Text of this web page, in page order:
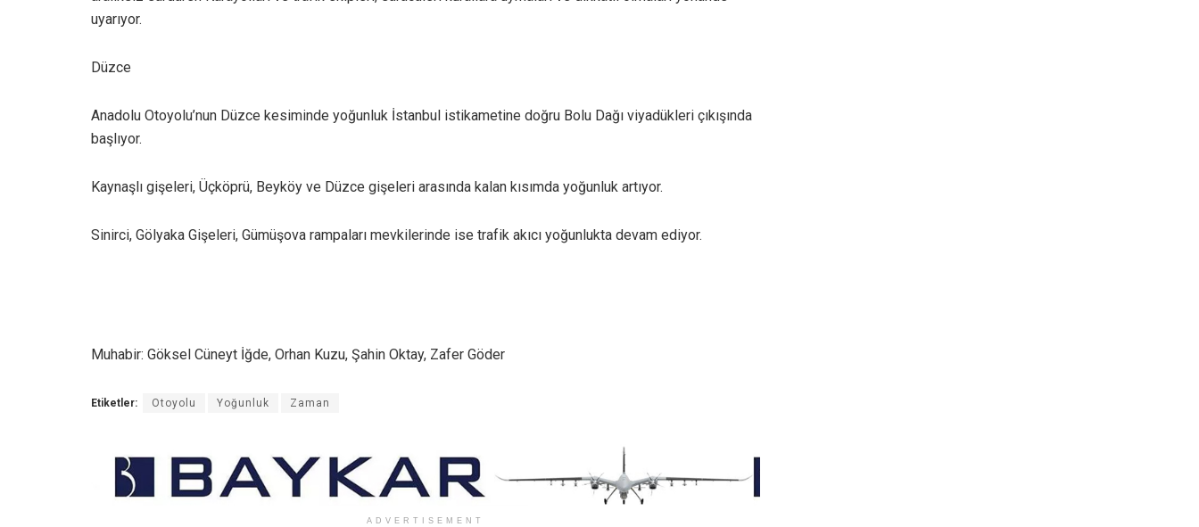
uyarıyor.
Düzce
Anadolu Otoyolu’nun Düzce kesiminde yoğunluk İstanbul istikametine doğru Bolu Dağı viyadükleri çıkışında
başlıyor.
Kaynaşlı gişeleri, Üçköprü, Beyköy ve Düzce gişeleri arasında kalan kısımda yoğunluk artıyor.
Sinirci, Gölyaka Gişeleri, Gümüşova rampaları mevkilerinde ise trafik akıcı yoğunlukta devam ediyor.
Muhabir: Göksel Cüneyt İğde, Orhan Kuzu, Şahin Oktay, Zafer Göder
Etiketler: Otoyolu Yoğunluk Zaman
ADVERTISEMENT